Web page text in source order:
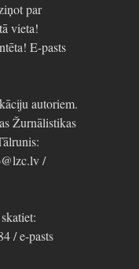
par
vieta!
E-pasts
autoriem.
Žurnālistikas
/
/ e-pasts